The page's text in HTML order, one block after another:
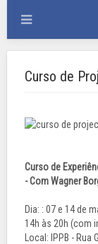
Curso de
Curso de
- Com Wagner
Dia: : 07 e 14 de
14h às 20h (com
Local: IPPB -